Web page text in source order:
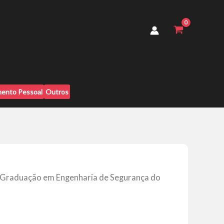
Pessoal Outros
em Engenharia de Segurança do